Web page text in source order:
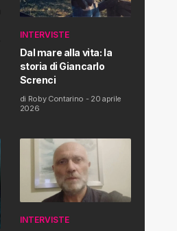
INTERVISTE
Dal mare alla vita: la
storia di Giancarlo
Screnci
di Roby Contarino - 20 aprile
2026
INTERVISTE